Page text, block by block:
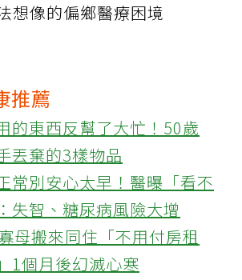
想像的偏鄉醫療困境
推薦
的東西反幫了大忙！50歲
丟棄的3樣物品
常別安心太早！醫曝「看不
失智、糖尿病風險大增
母搬來同住「不用付房租
1個月後幻滅心寒